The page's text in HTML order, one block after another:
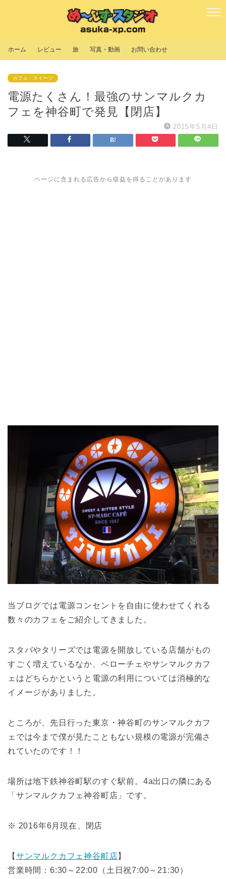
ホーム レビュー 旅 写真・動画 お問い合わせ
カフェ・スイーツ
電源たくさん！最強のサンマルクカ
フェを神谷町で発見【閉店】
2015年5月4日
ページに含まれる広告から収益を得ることがあります
当ブログでは電源コンセントを自由に使わせてくれる
数々のカフェをご紹介してきました。
スタバやタリーズでは電源を開放している店舗がもの
すごく増えているなか、ベローチェやサンマルクカフ
ェはどちらかというと電源の利用については消極的な
イメージがありました。
ところが、先日行った東京・神谷町のサンマルクカフ
ェでは今まで僕が見たこともない規模の電源が完備さ
れていたのです！！
場所は地下鉄神谷町駅のすぐ駅前。4a出口の隣にある
「サンマルクカフェ神谷町店」です。
※ 2016年6月現在、閉店
【 サンマルクカフェ神谷町店】
営業時間：6:30～22:00（土日祝7:00～21:30）